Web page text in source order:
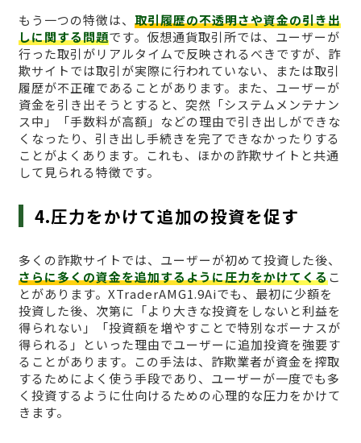
もう一つの特徴は、 取引履歴の不透明さや資金の引き出
しに関する問題です。仮想通貨取引所では、ユーザーが
行った取引がリアルタイムで反映されるべきですが、詐
欺サイトでは取引が実際に行われていない、または取引
履歴が不正確であることがあります。また、ユーザーが
資金を引き出そうとすると、突然「システムメンテナン
ス中」「手数料が高額」などの理由で引き出しができな
くなったり、引き出し手続きを完了できなかったりする
ことがよくあります。これも、ほかの詐欺サイトと共通
して見られる特徴です。
4.圧力をかけて追加の投資を促す
多くの詐欺サイトでは、ユーザーが初めて投資した後、
さらに多くの資金を追加するように圧力をかけてくるこ
とがあります。XTraderAMG1.9Aiでも、最初に少額を
投資した後、次第に「より大きな投資をしないと利益を
得られない」「投資額を増やすことで特別なボーナスが
得られる」といった理由でユーザーに追加投資を強要す
ることがあります。この手法は、詐欺業者が資金を搾取
するためによく使う手段であり、ユーザーが一度でも多
く投資するように仕向けるための心理的な圧力をかけて
きます。